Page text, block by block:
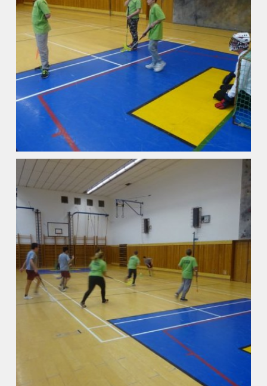
Kalendář akcí
Aktuality
Kontakty